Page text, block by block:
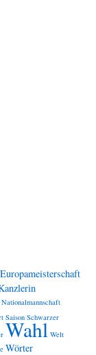
Europameisterschaft
Nationalmannschaft
Saison Schwarzer
Wahl Welt
Wörter